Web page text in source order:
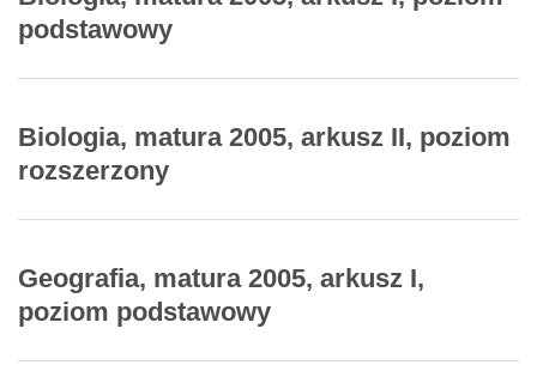
podstawowy
Biologia, matura 2005, arkusz II, poziom
rozszerzony
Geografia, matura 2005, arkusz I,
poziom podstawowy